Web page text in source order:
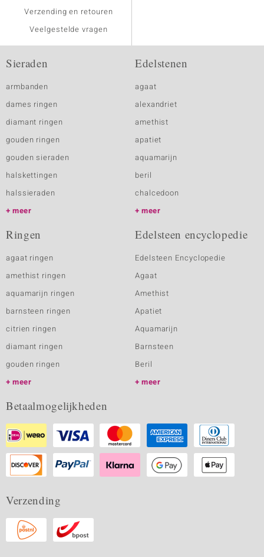
Verzending en retouren
Veelgestelde vragen
Sieraden
armbanden
dames ringen
diamant ringen
gouden ringen
gouden sieraden
halskettingen
halssieraden
meer
Edelstenen
agaat
alexandriet
amethist
apatiet
aquamarijn
beril
chalcedoon
meer
Ringen
agaat ringen
amethist ringen
aquamarijn ringen
barnsteen ringen
citrien ringen
diamant ringen
gouden ringen
meer
Edelsteen encyclopedie
Edelsteen Encyclopedie
Agaat
Amethist
Apatiet
Aquamarijn
Barnsteen
Beril
meer
Betaalmogelijkheden
Verzending